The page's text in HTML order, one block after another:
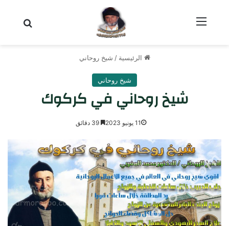
الرئيسية / شيخ روحاني
شيخ روحاني
شيخ روحاني في كركوك
11 يونيو 2023 39 دقائق